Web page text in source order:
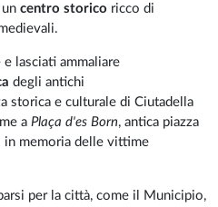
centro storico ricco di
e lasciati ammaliare
degli antichi
storica e culturale di Ciutadella
a Plaça d'es Born, antica piazza
in memoria delle vittime
per la città, come il Municipio,